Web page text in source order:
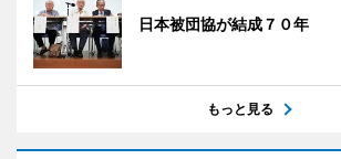
日本被団協が結成７０年
もっと見る